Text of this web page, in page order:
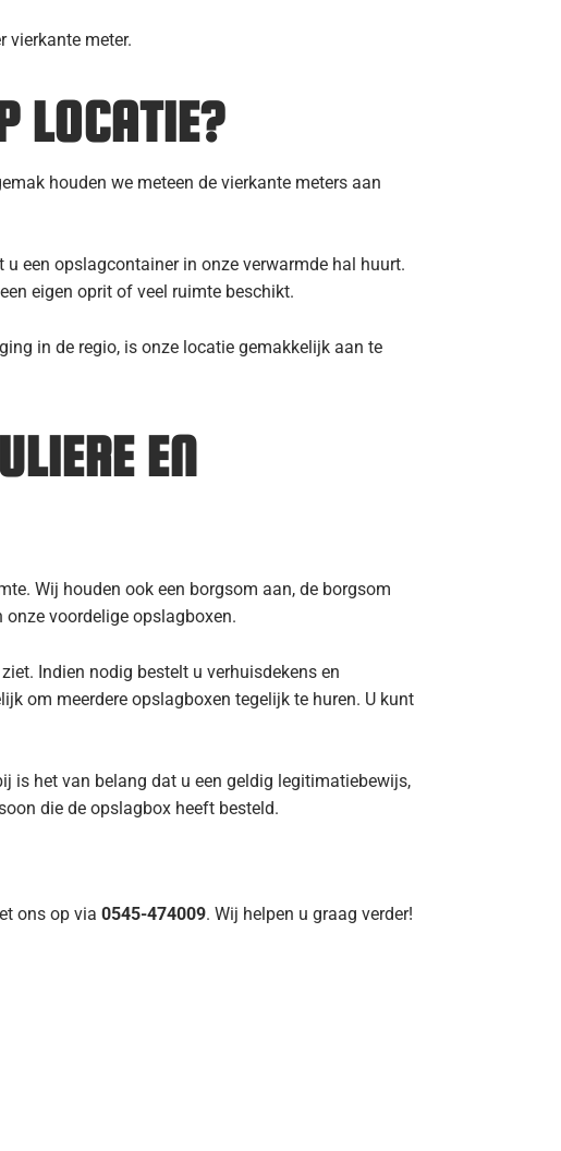
vierkante meter.
LOCATIE?
houden we meteen de vierkante meters aan
een opslagcontainer in onze verwarmde hal huurt.
eigen oprit of veel ruimte beschikt.
in de regio, is onze locatie gemakkelijk aan te
EN
Wij houden ook een borgsom aan, de borgsom
voordelige opslagboxen.
Indien nodig bestelt u verhuisdekens en
om meerdere opslagboxen tegelijk te huren. U kunt
is het van belang dat u een geldig legitimatiebewijs,
die de opslagbox heeft besteld.
ons op via0545-474009. Wij helpen u graag verder!